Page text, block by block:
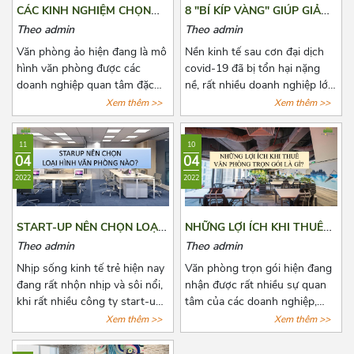
CÁC KINH NGHIỆM CHỌN
THUÊ VĂN PHÒNG ẢO
Theo admin
Văn phòng ảo hiện đang là mô
hình văn phòng được các
doanh nghiệp quan tâm đặc
biệt là các doanh nghiệp có
quy mô vừa và nhỏ. Đã có rất
nhiều đơn vị cho thuê nắm bắt
được xu hướng đó và tiến
hành mở rộng cho thuê loại
hình văn phòng này. Tuy nhiên,
đây là dịch vụ còn quá mới mẻ
khiến cho các doanh nghiệp
có nhiều điều phân vân. Bài
viết này, Azoffice mong rằng
sẽ giải đáp các thắc mắc của
các quý doanh nghiệp.
Xem thêm >>
8 "BÍ KÍP VÀNG" GIÚP GIẢM
CHI PHÍ THUÊ VĂN PHÒNG
Theo admin
Nền kinh tế sau cơn đại dịch
covid-19 đã bị tổn hại nặng
nề, rất nhiều doanh nghiệp lớn
nhỏ đã phải đóng cửa vĩnh
viễn, một số khác đang phải
đau đầu vì nhiều loại chi phí cố
định phải chi trả, trong đó
không thể không nhắc đến chi
phí thuê văn phòng, kho
bãi,...Bài viết là 8 “bí kíp vàng”
mà Azoffice muốn chia sẻ để
phần nào giúp các bạn giảm
chi phí thuê văn phòng, giảm
bớt nỗi lo cho các doanh
nghiệp.
Xem thêm >>
11
04
2022
START-UP NÊN CHỌN LOẠI
HÌNH VĂN PHÒNG NÀO?
Theo admin
Nhịp sống kinh tế trẻ hiện nay
đang rất nhộn nhịp và sôi nổi,
khi rất nhiều công ty start-up
thành lập, với đa dạng ngành
nghề. Một trong những bài
Xem thêm >>
10
04
2022
NHỮNG LỢI ÍCH KHI THUÊ
VĂN PHÒNG TRỌN GÓI LÀ
Theo admin
Văn phòng trọn gói hiện đang
nhận được rất nhiều sự quan
tâm của các doanh nghiệp,
công ty có nhu cầu muốn mở
văn phòng hoặc chuyển văn
Xem thêm >>